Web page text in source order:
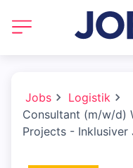
Jobs
Logistik
Consultant (m/w/d)
Projects - Inklusiver